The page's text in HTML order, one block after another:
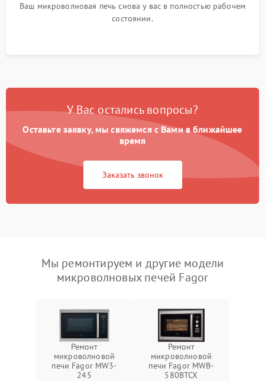
Ваш микроволновая печь снова у вас в полностью рабочем
состоянии.
У Вас остались вопросы?
Оставьте заявку, мы свяжемся с Вами в ближайшее
время
Заказать звонок
Мы ремонтируем и другие модели
микроволновых печей Fagor
Ремонт
микроволновой
печи Fagor MW3-
245
Ремонт
микроволновой
печи Fagor MWB-
580BTCX